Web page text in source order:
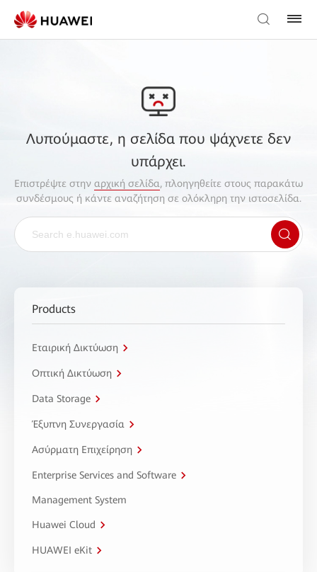
Λυπούμαστε, η σελίδα που ψάχνετε δεν
υπάρχει.
Επιστρέψτε στην αρχική σελίδα, πλοηγηθείτε στους παρακάτω
συνδέσμους ή κάντε αναζήτηση σε ολόκληρη την ιστοσελίδα.
Products
Εταιρική Δικτύωση
Οπτική Δικτύωση
Data Storage
Έξυπνη Συνεργασία
Ασύρματη Επιχείρηση
Enterprise Services and Software
Management System
Huawei Cloud
HUAWEI eKit